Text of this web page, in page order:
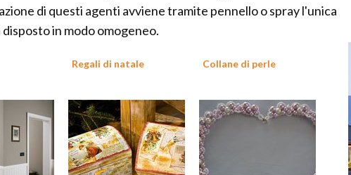
di questi agenti avviene tramite pennello o spray l'unica
in modo omogeneo.
Regali di natale Collane di perle